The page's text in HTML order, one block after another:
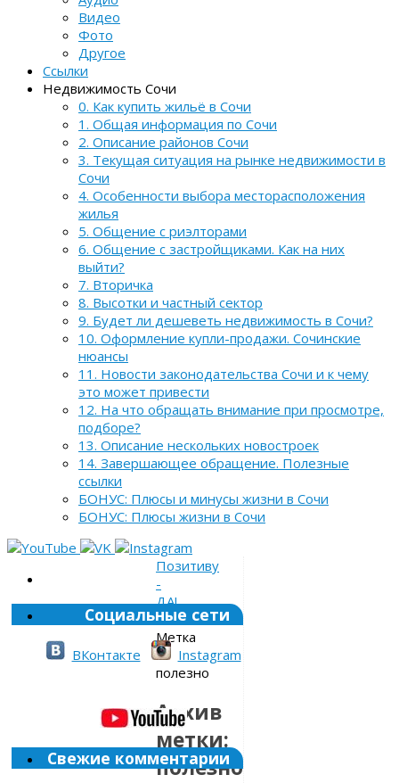
Видео
Фото
Другое
Ссылки
Недвижимость Сочи
0. Как купить жильё в Сочи
1. Общая информация по Сочи
2. Описание районов Сочи
3. Текущая ситуация на рынке недвижимости в
Сочи
4. Особенности выбора месторасположения
жилья
5. Общение с риэлторами
6. Общение с застройщиками. Как на них
выйти?
7. Вторичка
8. Высотки и частный сектор
9. Будет ли дешеветь недвижимость в Сочи?
10. Оформление купли-продажи. Сочинские
нюансы
11. Новости законодательства Сочи и к чему
это может привести
12. На что обращать внимание при просмотре,
подборе?
13. Описание нескольких новостроек
14. Завершающее обращение. Полезные
ссылки
БОНУС: Плюсы и минусы жизни в Сочи
БОНУС: Плюсы жизни в Сочи
Позитиву
-
ДА!
»
Метка
»
полезно
Архив
метки:
полезно
Социальные сети
ВКонтакте Instagram
Свежие комментарии